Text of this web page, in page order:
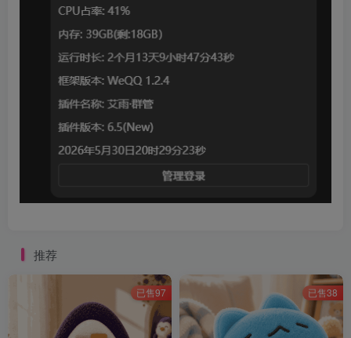
推荐
已售97 已售38